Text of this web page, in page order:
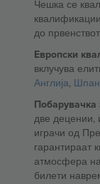
Чешка се
до
Европски
вклучува
Англија,
Побарувачка
две децении,
играчи од
гарантираат
атмосфера
билети